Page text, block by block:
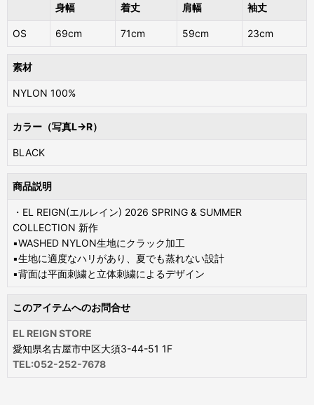
身幅 着丈 肩幅 袖丈
OS 69cm 71cm 59cm 23cm
素材
NYLON 100%
カラー（写真L→R）
BLACK
商品説明
・EL REIGN(エルレイン) 2026 SPRING & SUMMER
COLLECTION 新作
▪️WASHED NYLON生地にクラック加工
▪️生地に適度なハリがあり、夏でも蒸れない設計
▪️背面は平面刺繍と立体刺繍によるデザイン
このアイテムへのお問合せ
EL REIGN STORE
愛知県名古屋市中区大須3-44-51 1F
TEL:052-252-7678